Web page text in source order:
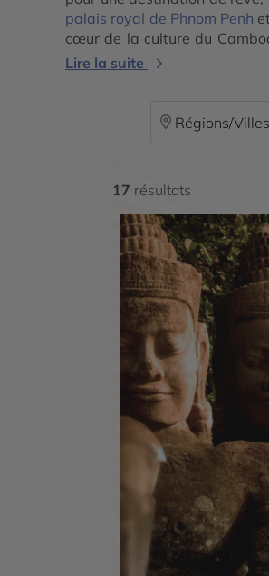
palais royal de Phnom Penh
cœur de la culture du
commele Laos
Lire la suite
Régions/Villes
17 résultats